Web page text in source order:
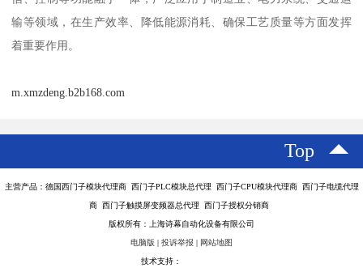
输等领域，在生产效率、降低能源消耗、确保工艺质量等方面发挥
着重要作用。
m.xmzdeng.b2b168.com
Top
主营产品：德国西门子模块代理商 西门子PLC模块总代理 西门子CPU模块代理商 西门子电缆代理
商 西门子触摸屏变频器总代理 西门子授权分销商
版权所有：上海诗幕自动化设备有限公司
电脑版 | 投诉举报 | 网站地图
技术支持：